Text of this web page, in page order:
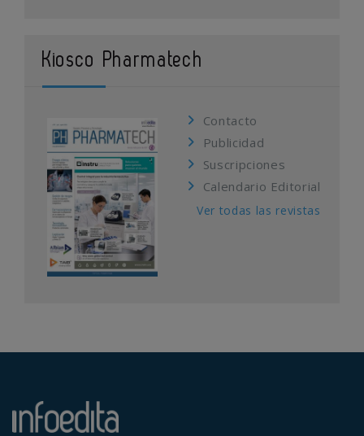
Kiosco Pharmatech
Contacto
Publicidad
Suscripciones
Calendario Editorial
Ver todas las revistas